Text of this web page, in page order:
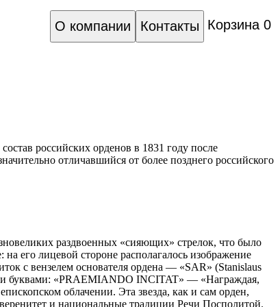
Корзина 0
Контакты
О компании
российских орденов в 1831 году после
отличавшийся от более позднего российского
раздвоенных «сияющих» стрелок, что было
его лицевой стороне располагалось изображение
с вензелем основателя ордена — «SAR» (Stanislaus
буквами: «PRAEMIANDO INCITAT» — «Награждая,
облачении. Эта звезда, как и сам орден,
и национальные традиции Речи Посполитой.